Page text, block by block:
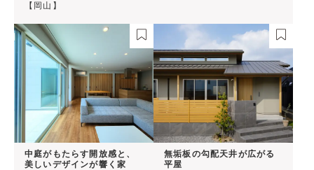
【岡山】
中庭がもたらす開放感と、
美しいデザインが響く家
無垢板の勾配天井が広がる
平屋